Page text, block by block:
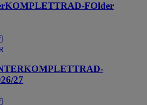
FOlder
27